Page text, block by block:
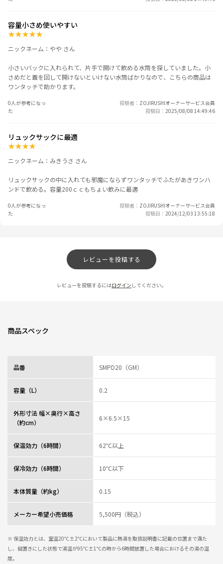
容量小さめ使いやすい
★★★★★
ニックネーム：やや さん
小さいバックに入れられて、片手で開けて飲める水筒を探していました。小
さめだと蓋を回して開けないといけない水筒ばかりなので、こちらの商品は
ワンタッチで助かります。
0人が参考になっ
た
投稿者
ZOJIRUSHIオーナーサービス会員
投稿日
2025/08/08 14:49:46
リュックサックに最適
★★★★
ニックネーム：みきうさ さん
リュックサックの中に入れても邪魔にならずワンタッチでふたがあきワンハ
ンドで飲める。容量200ｃｃもちょい飲みに最適
0人が参考になっ
た
投稿者
ZOJIRUSHIオーナーサービス会員
投稿日
2024/12/03 13:55:18
レビューを投稿する
レビューを投稿するにはログイン してください。
商品スペック
品番 SMPD20（GM）
容量（L） 0.2
外形寸法 幅×奥行×高さ
（約cm）
6×6.5×15
保温効力（6時間） 62℃以上
保冷効力（6時間） 10℃以下
本体質量（約kg） 0.15
メーカー希望小売価格 5,500円（税込）
※ 保温効力とは、室温20℃±2℃において製品に熱湯を取扱説明書に記載の位置まで満た
し、縦置きにした状態で湯温が95℃±1℃の時から6時間放置した場合におけるその湯の温
度。